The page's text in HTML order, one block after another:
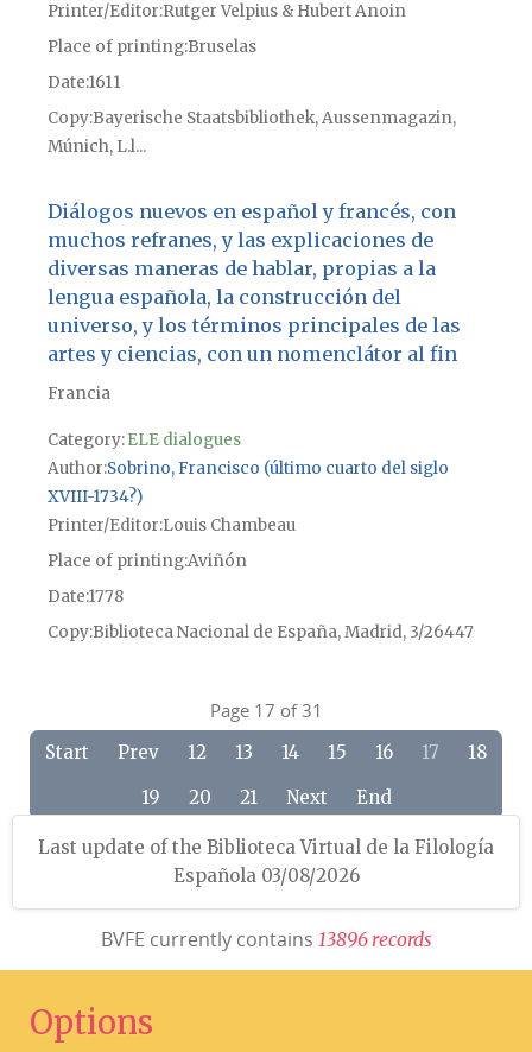
Printer/Editor Rutger Velpius & Hubert Anoin
Place of printingBruselas
Date1611
CopyBayerische Staatsbibliothek, Aussenmagazin,
Múnich, L.l...
Diálogos nuevos en español y francés, con
muchos refranes, y las explicaciones de
diversas maneras de hablar, propias a la
lengua española, la construcción del
universo, y los términos principales de las
artes y ciencias, con un nomenclátor al fin
Francia
Category:ELE dialogues
Author Sobrino, Francisco (último cuarto del siglo
XVIII-1734?)
Printer/Editor Louis Chambeau
Place of printingAviñón
Date1778
CopyBiblioteca Nacional de España, Madrid, 3/26447
Page 17 of 31
Start Prev 12 13 14 15 16 17
18
19
20 21 Next End
Last update of the Biblioteca Virtual de la Filología
Española 03/08/2026
BVFE currently contains 13896 records
Options